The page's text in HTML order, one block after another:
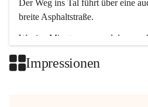
Der Weg ins Tal führt über eine
breite Asphaltstraße.
Wenige Minuten nur, und das
Impressionen